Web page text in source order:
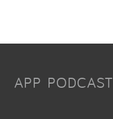
APP PODCAST